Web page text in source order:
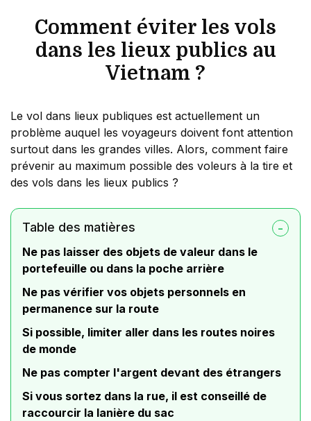
Comment éviter les vols
dans les lieux publics au
Vietnam ?
Le vol dans lieux publiques est actuellement un
problème auquel les voyageurs doivent font attention
surtout dans les grandes villes. Alors, comment faire
prévenir au maximum possible des voleurs à la tire et
des vols dans les lieux publics ?
Table des matières
Ne pas laisser des objets de valeur dans le
portefeuille ou dans la poche arrière
Ne pas vérifier vos objets personnels en
permanence sur la route
Si possible, limiter aller dans les routes noires
de monde
Ne pas compter l'argent devant des étrangers
Si vous sortez dans la rue, il est conseillé de
raccourcir la lanière du sac